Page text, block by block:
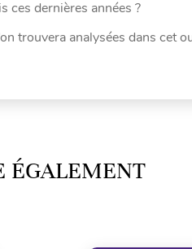
ces dernières années ?
trouvera analysées dans cet
ÉGALEMENT